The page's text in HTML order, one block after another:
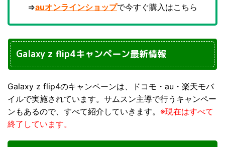
⇒auオンラインショップで今すぐ購入はこちら
Galaxy z flip4キャンペーン最新情報
Galaxy z flip4のキャンペーンは、ドコモ・au・楽天モバ
イルで実施されています。サムスン主導で行うキャンペー
ンもあるので、すべて紹介していきます。 ※現在はすべて
終了しています。